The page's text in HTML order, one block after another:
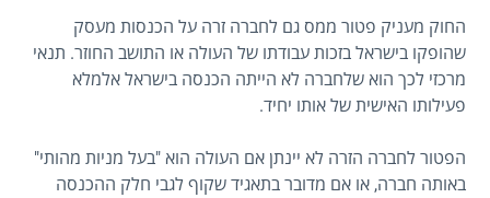
החוק מעניק פטור ממס גם לחברה זרה על הכנסות מעסק
שהופקו בישראל בזכות עבודתו של העולה או התושב החוזר. תנאי
מרכזי לכך הוא שלחברה לא הייתה הכנסה בישראל אלמלא
פעילותו האישית של אותו יחיד.
הפטור לחברה הזרה לא יינתן אם העולה הוא "בעל מניות מהותי"
באותה חברה, או אם מדובר בתאגיד שקוף לגבי חלק ההכנסה